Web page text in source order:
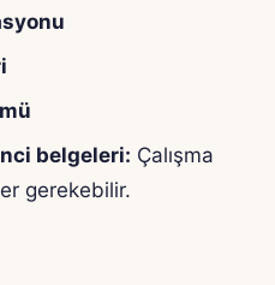
belgeleri: Çalışma
gerekebilir.